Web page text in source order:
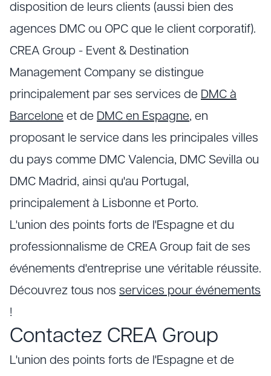
disposition de leurs clients (aussi bien des
agences DMC ou OPC que le client corporatif).
CREA Group - Event & Destination
Management Company se distingue
principalement par ses services de DMC à
Barcelone et de DMC en Espagne, en
proposant le service dans les principales villes
du pays comme DMC Valencia, DMC Sevilla ou
DMC Madrid, ainsi qu'au Portugal,
principalement à Lisbonne et Porto.
L'union des points forts de l'Espagne et du
professionnalisme de CREA Group fait de ses
événements d'entreprise une véritable réussite.
Découvrez tous nos services pour événements
!
Contactez CREA Group
L'union des points forts de l'Espagne et de